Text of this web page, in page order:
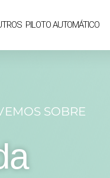
PILOTO AUTOMÁTICO
SOBRE